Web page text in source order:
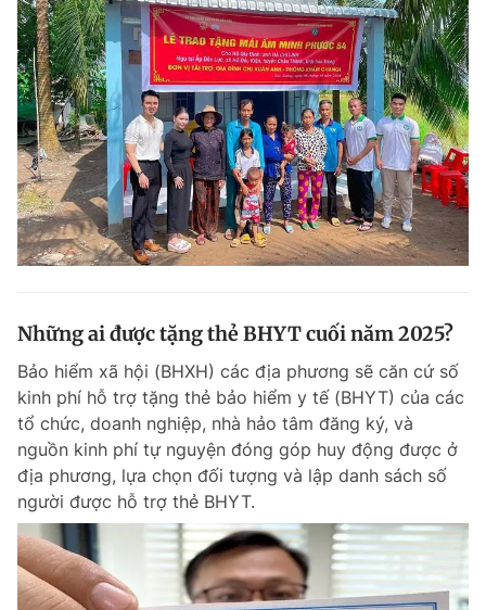
Những ai được tặng thẻ BHYT cuối năm 2025?
Bảo hiểm xã hội (BHXH) các địa phương sẽ căn cứ số
kinh phí hỗ trợ tặng thẻ bảo hiểm y tế (BHYT) của các
tổ chức, doanh nghiệp, nhà hảo tâm đăng ký, và
nguồn kinh phí tự nguyện đóng góp huy động được ở
địa phương, lựa chọn đối tượng và lập danh sách số
người được hỗ trợ thẻ BHYT.